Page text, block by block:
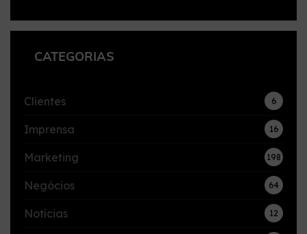
CATEGORIAS
Clientes 6
Imprensa 16
Marketing 198
Negócios 64
Notícias 12